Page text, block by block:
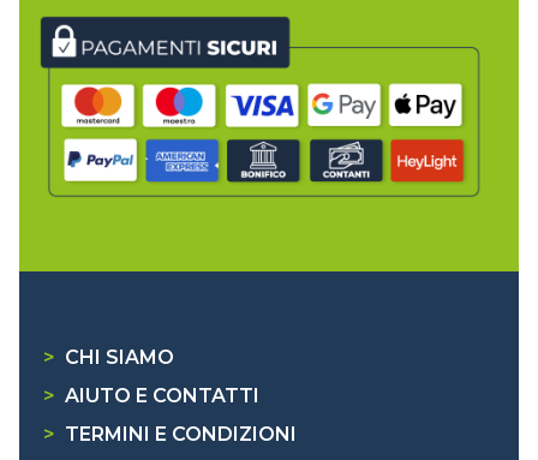
> CHI SIAMO
> AIUTO E CONTATTI
> TERMINI E CONDIZIONI